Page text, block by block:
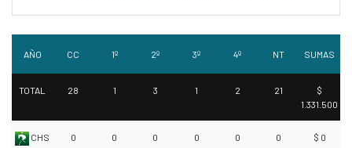
AÑO CC 1º 2º 3º 4º NT SUMAS
TOTAL 28 1 3 1 2 21
$
1.331.500
CHS 0 0 0 0 0 0 $ 0